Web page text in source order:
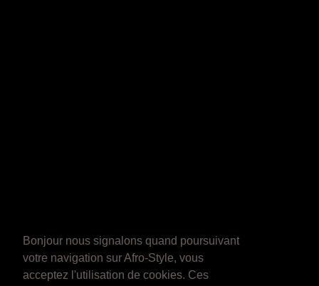
Bonjour nous signalons quand poursuivant
votre navigation sur Afro-Style, vous
acceptez l'utilisation de cookies. Ces